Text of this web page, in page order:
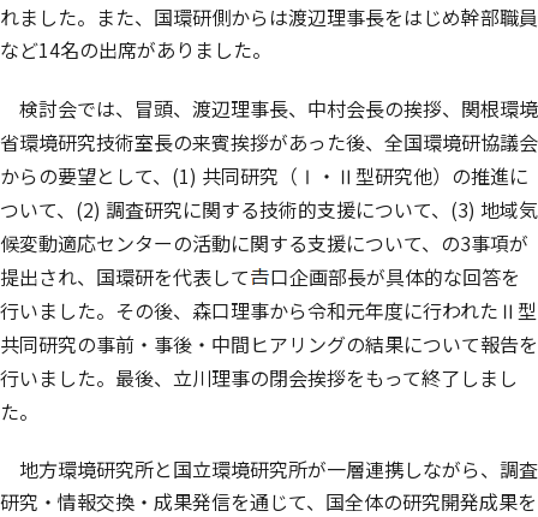
れました。また、国環研側からは渡辺理事長をはじめ幹部職員
など14名の出席がありました。
検討会では、冒頭、渡辺理事長、中村会長の挨拶、関根環境
省環境研究技術室長の来賓挨拶があった後、全国環境研協議会
からの要望として、(1) 共同研究（Ⅰ・Ⅱ型研究他）の推進に
ついて、(2) 調査研究に関する技術的支援について、(3) 地域気
候変動適応センターの活動に関する支援について、の3事項が
提出され、国環研を代表して
口企画部長が具体的な回答を
行いました。その後、森口理事から令和元年度に行われたⅡ型
共同研究の事前・事後・中間ヒアリングの結果について報告を
行いました。最後、立川理事の閉会挨拶をもって終了しまし
た。
地方環境研究所と国立環境研究所が一層連携しながら、調査
研究・情報交換・成果発信を通じて、国全体の研究開発成果を